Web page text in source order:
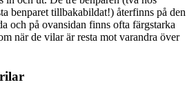
benparet tillbakabildat!) återfinns på den
och på ovansidan finns ofta färgstarka
när de vilar är resta mot varandra över